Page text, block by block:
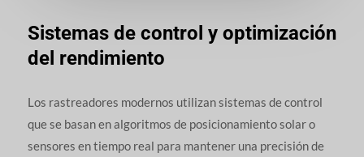
Sistemas de control y optimización
del rendimiento
Los rastreadores modernos utilizan sistemas de control
que se basan en algoritmos de posicionamiento solar o
sensores en tiempo real para mantener una precisión de